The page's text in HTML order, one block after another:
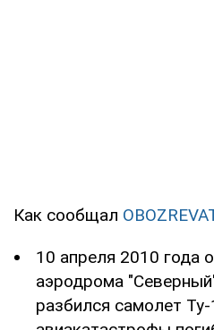
Как сообщал
10 апреля 2010 года
аэродрома
разбился самолет